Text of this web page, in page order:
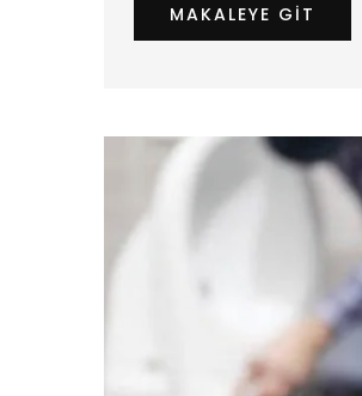
MAKALEYE GIT